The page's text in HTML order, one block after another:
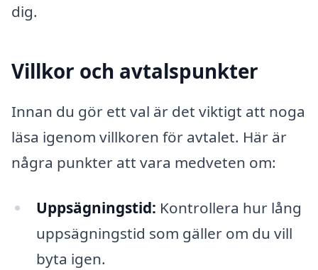
dig.
Villkor och avtalspunkter
Innan du gör ett val är det viktigt att noga
läsa igenom villkoren för avtalet. Här är
några punkter att vara medveten om:
Uppsägningstid: Kontrollera hur lång
uppsägningstid som gäller om du vill
byta igen.